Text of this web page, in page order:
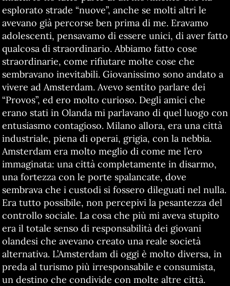
esplorato strade “nuove”, anche se molti altri le
avevano già percorse ben prima di me. Eravamo
adolescenti, pensavamo di essere unici, di aver fatto
qualcosa di straordinario. Abbiamo fatto cose
straordinarie, come rifiutare molte cose che
sembravano inevitabili. Giovanissimo sono andato a
vivere ad Amsterdam. Avevo sentito parlare dei
“Provos”, ed ero molto curioso. Degli amici che
erano stati in Olanda mi parlavano di quel luogo con
entusiasmo contagioso. Milano allora, era una città
industriale, piena di operai, grigia, con la nebbia.
Amsterdam era molto meglio di come me l’ero
immaginata: una città completamente in disarmo,
una fortezza con le porte spalancate, dove
sembrava che i custodi si fossero dileguati nel nulla.
Era tutto possibile, non percepivi la pesantezza del
controllo sociale. La cosa che più mi aveva stupito
era il totale senso di responsabilità dei giovani
olandesi che avevano creato una reale società
alternativa. L’Amsterdam di oggi è molto diversa, in
preda al turismo più irresponsabile e consumista,
un destino che condivide con molte altre città.